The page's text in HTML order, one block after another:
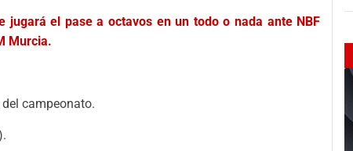
el pase a octavos en un todo o nada ante NBF
Murcia.
campeonato.